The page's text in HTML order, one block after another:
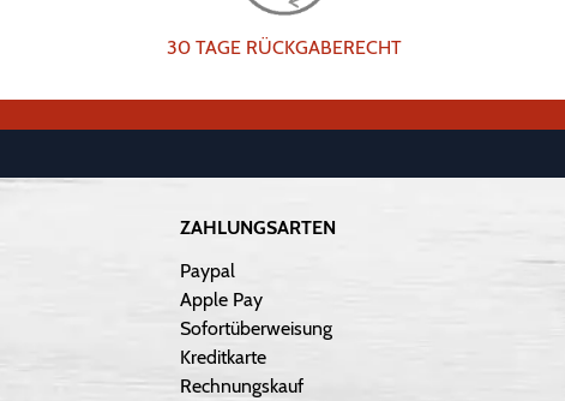
30 TAGE RÜCKGABERECHT
ZAHLUNGSARTEN
Paypal
Apple Pay
Sofortüberweisung
Kreditkarte
Rechnungskauf